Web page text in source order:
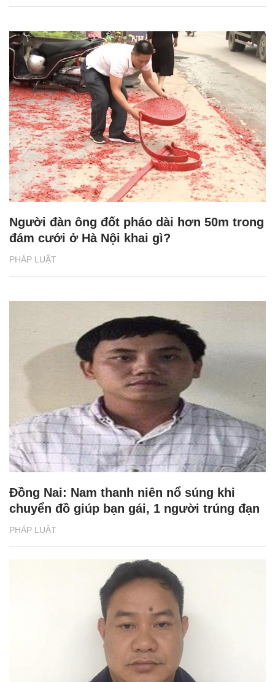
PHÁP LUẬT
Người đàn ông đốt pháo dài hơn 50m trong
đám cưới ở Hà Nội khai gì?
PHÁP LUẬT
Đồng Nai: Nam thanh niên nổ súng khi
chuyển đồ giúp bạn gái, 1 người trúng đạn